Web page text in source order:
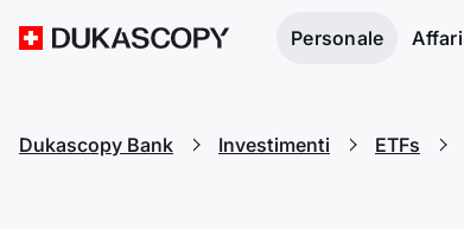
Personale Affari
Dukascopy Bank Investimenti ETFs